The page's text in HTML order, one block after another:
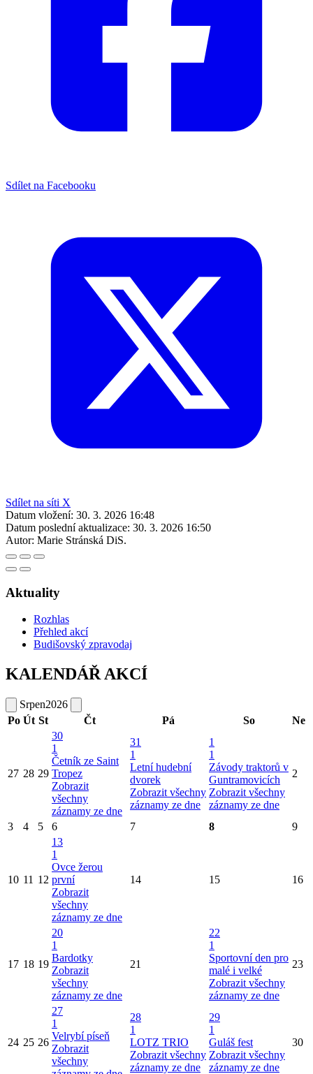
Sdílet na Facebooku
Sdílet na síti X
Datum vložení: 30. 3. 2026 16:48
Datum poslední aktualizace: 30. 3. 2026 16:50
Autor: Marie Stránská DiS.
Aktuality
Rozhlas
Přehled akcí
Budišovský zpravodaj
KALENDÁŘ AKCÍ
Srpen2026
Po Út St Čt Pá So Ne
27 28 29
30
1
Četník ze Saint
Tropez
Zobrazit
všechny
záznamy ze dne
31
1
Letní hudební
dvorek
Zobrazit všechny
záznamy ze dne
1
1
Závody traktorů v
Guntramovicích
Zobrazit všechny
záznamy ze dne
2
3 4 5 6 7 8 9
10 11 12
13
1
Ovce žerou
první
Zobrazit
všechny
záznamy ze dne
14 15 16
17 18 19
20
1
Bardotky
Zobrazit
všechny
záznamy ze dne
21
22
1
Sportovní den pro
malé i velké
Zobrazit všechny
záznamy ze dne
23
24 25 26
27
1
Velrybí píseň
Zobrazit
všechny
28
1
LOTZ TRIO
Zobrazit všechny
záznamy ze dne
29
1
Guláš fest
Zobrazit všechny
záznamy ze dne
30